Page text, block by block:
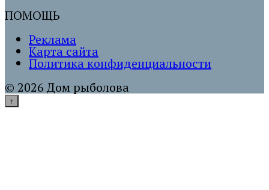
ПОМОЩЬ
Реклама
Карта сайта
Политика конфиденциальности
© 2026 Дом рыболова